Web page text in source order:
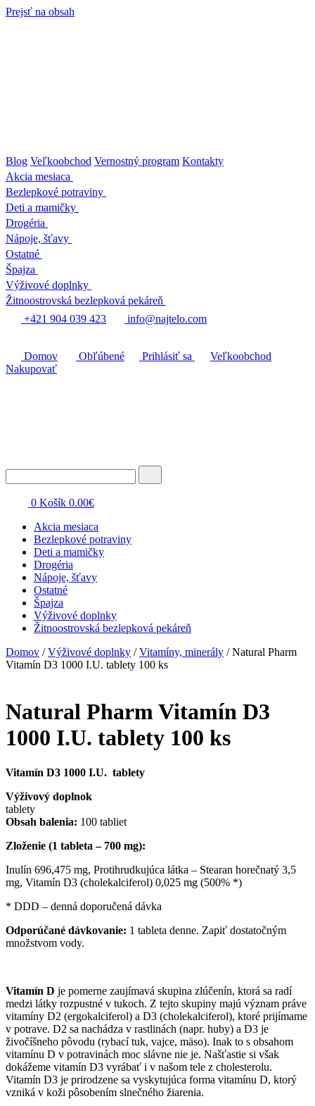
Prejsť na obsah
Blog Veľkoobchod Vernostný program Kontakty
Akcia mesiaca
Bezlepkové potraviny
Deti a mamičky
Drogéria
Nápoje, šťavy
Ostatné
Špajza
Výživové doplnky
Žitnoostrovská bezlepková pekáreň
+421 904 039 423
info@najtelo.com
Domov Obľúbené Prihlásiť sa
Veľkoobchod
Nakupovať
0 Košík 0.00€
Akcia mesiaca
Bezlepkové potraviny
Deti a mamičky
Drogéria
Nápoje, šťavy
Ostatné
Špajza
Výživové doplnky
Žitnoostrovská bezlepková pekáreň
Domov /Výživové doplnky /Vitamíny, minerály / Natural Pharm
Vitamín D3 1000 I.U. tablety 100 ks
Natural Pharm Vitamín D3
1000 I.U. tablety 100 ks
Vitamín D3 1000 I.U. tablety
Výživový doplnok
tablety
Obsah balenia: 100 tabliet
Zloženie (1 tableta – 700 mg):
Inulín 696,475 mg, Protihrudkujúca látka – Stearan horečnatý 3,5
mg, Vitamín D3 (cholekalciferol) 0,025 mg (500% *)
* DDD – denná doporučená dávka
Odporúčané dávkovanie: 1 tableta denne. Zapiť dostatočným
množstvom vody.
Vitamín D je pomerne zaujímavá skupina zlúčenín, ktorá sa radí
medzi látky rozpustné v tukoch. Z tejto skupiny majú význam práve
vitamíny D2 (ergokalciferol) a D3 (cholekalciferol), ktoré prijímame
v potrave. D2 sa nachádza v rastlinách (napr. huby) a D3 je
živočíšneho pôvodu (rybací tuk, vajce, mäso). Inak to s obsahom
vitamínu D v potravinách moc slávne nie je. Našťastie si však
dokážeme vitamín D3 vyrábať i v našom tele z cholesterolu.
Vitamín D3 je prirodzene sa vyskytujúca forma vitamínu D, ktorý
vzniká v koži pôsobením slnečného žiarenia.